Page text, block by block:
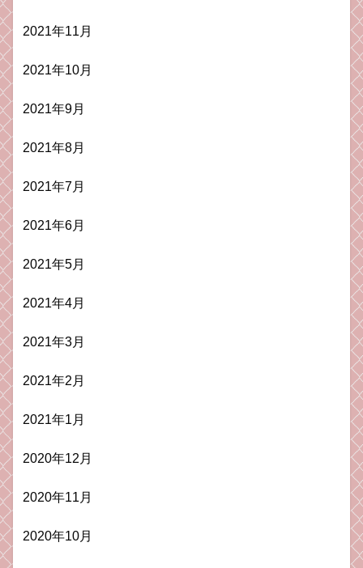
2021年11月
2021年10月
2021年9月
2021年8月
2021年7月
2021年6月
2021年5月
2021年4月
2021年3月
2021年2月
2021年1月
2020年12月
2020年11月
2020年10月